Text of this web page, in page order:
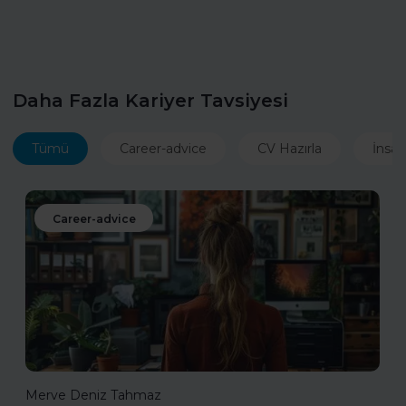
Daha Fazla Kariyer Tavsiyesi
Tümü Career-advice CV Hazırla
Career-advice
Merve Deniz Tahmaz